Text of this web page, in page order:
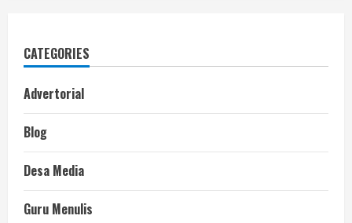
CATEGORIES
Advertorial
Blog
Desa Media
Guru Menulis